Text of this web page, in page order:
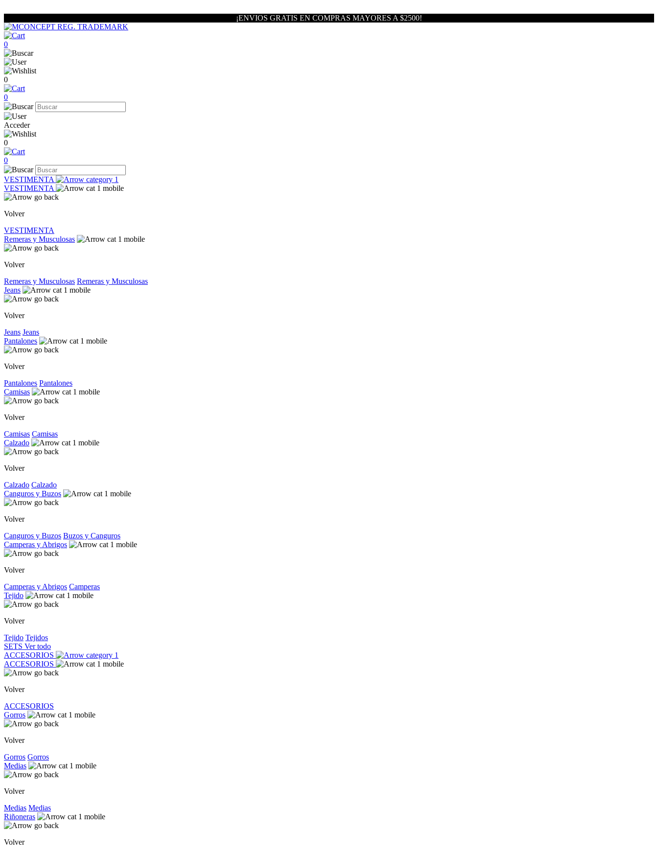
¡ENVIOS GRATIS EN COMPRAS MAYORES A $2500!
0
0
0
Acceder
0
0
VESTIMENTA
VESTIMENTA
Volver
VESTIMENTA
Remeras y Musculosas
Volver
Remeras y Musculosas Remeras y Musculosas
Jeans
Volver
Jeans Jeans
Pantalones
Volver
Pantalones Pantalones
Camisas
Volver
Camisas Camisas
Calzado
Volver
Calzado Calzado
Canguros y Buzos
Volver
Canguros y Buzos Buzos y Canguros
Camperas y Abrigos
Volver
Camperas y Abrigos Camperas
Tejido
Volver
Tejido Tejidos
SETS Ver todo
ACCESORIOS
ACCESORIOS
Volver
ACCESORIOS
Gorros
Volver
Gorros Gorros
Medias
Volver
Medias Medias
Riñoneras
Volver